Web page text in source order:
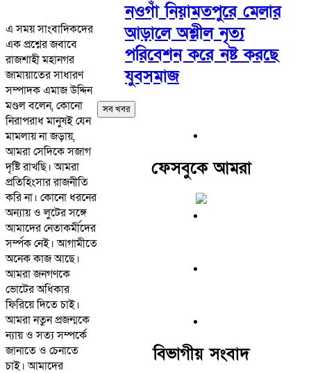
এ সময় সাংবাদিকদের
এক প্রশ্নের জবাবে
রাজশাহী মহানগর
জামায়াতের সাধারণ
সম্পাদক এমাজ উদ্দিন
মণ্ডল বলেন, কোনো
নিরাপরাধ মানুষই যেন
মামলায় না জড়ায়,
আমরা সেদিকে সজাগ
দৃষ্টি রাখছি। আমরা
প্রতিহিংসার রাজনীতি
করি না। কোনো ধরনের
অন্যায় ও লুটের সঙ্গে
আমাদের নেতাকর্মীদের
সর্ম্পক নেই। আগামীতে
অনেক কাজ আছে।
আমরা জনগণকে
ভোটের অধিকার
ফিরিয়ে দিতে চাই।
আমরা নতুন প্রজন্মকে
ন্যায় ও সত্য সম্পর্কে
জানাতে ও চেনাতে
চাই। আমাদের
নওগাঁ নিয়ামতপুরে মেলার
আড়ালে অশ্লীল নৃত্য
পরিবেশন করে নষ্ট করছে
যুবসমাজ
সব খবর
ফেসবুকে আমরা
বিভাগীয় সংবাদ